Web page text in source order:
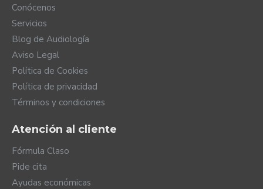
Disponible en tres tallas para todas las edades.
Fácil montaje.
Para disfrutar de su uso, es necesaria su
activación en la programación del procesador.
Consulte con su programador de Advanced
Bionics.
Conócenos
Servicios
Blog de Audiología
Aviso Legal
Política de Cookies
Política de privacidad
Términos y condiciones
Atención al cliente
Fórmula Claso
Pide cita
Ayudas económicas